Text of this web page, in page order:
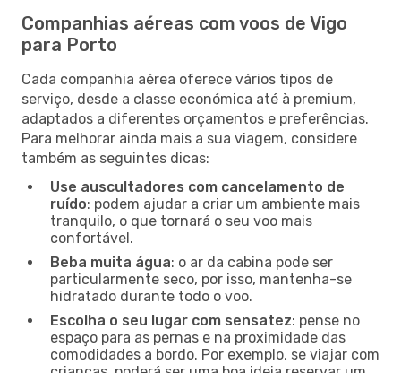
Companhias aéreas com voos de Vigo
para Porto
Cada companhia aérea oferece vários tipos de
serviço, desde a classe económica até à premium,
adaptados a diferentes orçamentos e preferências.
Para melhorar ainda mais a sua viagem, considere
também as seguintes dicas:
Use auscultadores com cancelamento de
ruído: podem ajudar a criar um ambiente mais
tranquilo, o que tornará o seu voo mais
confortável.
Beba muita água: o ar da cabina pode ser
particularmente seco, por isso, mantenha-se
hidratado durante todo o voo.
Escolha o seu lugar com sensatez: pense no
espaço para as pernas e na proximidade das
comodidades a bordo. Por exemplo, se viajar com